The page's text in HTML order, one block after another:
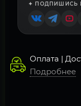
✦ ПОДПИШИСЬ
Оплата |
Подробнее